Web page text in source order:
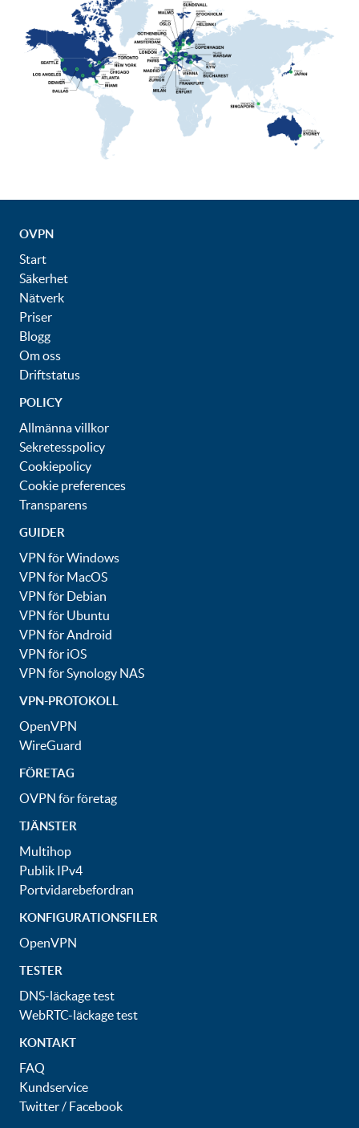
OVPN
Start
Säkerhet
Nätverk
Priser
Blogg
Om oss
Driftstatus
POLICY
Allmänna villkor
Sekretesspolicy
Cookiepolicy
Cookie preferences
Transparens
GUIDER
VPN för Windows
VPN för MacOS
VPN för Debian
VPN för Ubuntu
VPN för Android
VPN för iOS
VPN för Synology NAS
VPN-PROTOKOLL
OpenVPN
WireGuard
FÖRETAG
OVPN för företag
TJÄNSTER
Multihop
Publik IPv4
Portvidarebefordran
KONFIGURATIONSFILER
OpenVPN
TESTER
DNS-läckage test
WebRTC-läckage test
KONTAKT
FAQ
Kundservice
Twitter/ Facebook